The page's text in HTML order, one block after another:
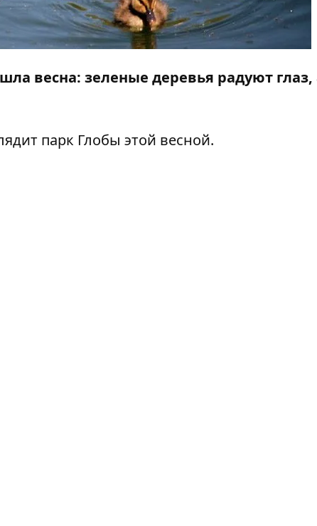
весна: зеленые деревья радуют
парк Глобы этой весной.